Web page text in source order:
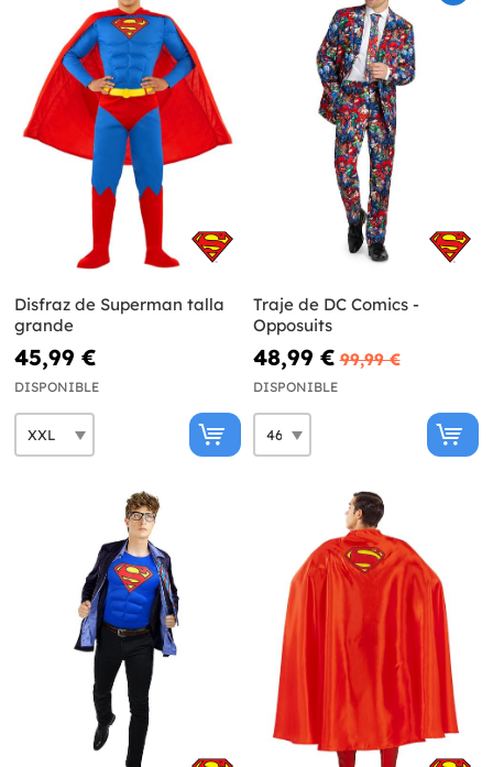
Disfraz de Superman talla
grande
45,99 €
DISPONIBLE
Traje de DC Comics -
Opposuits
48,99 € 99,99 €
DISPONIBLE